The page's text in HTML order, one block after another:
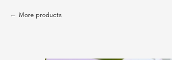
More products